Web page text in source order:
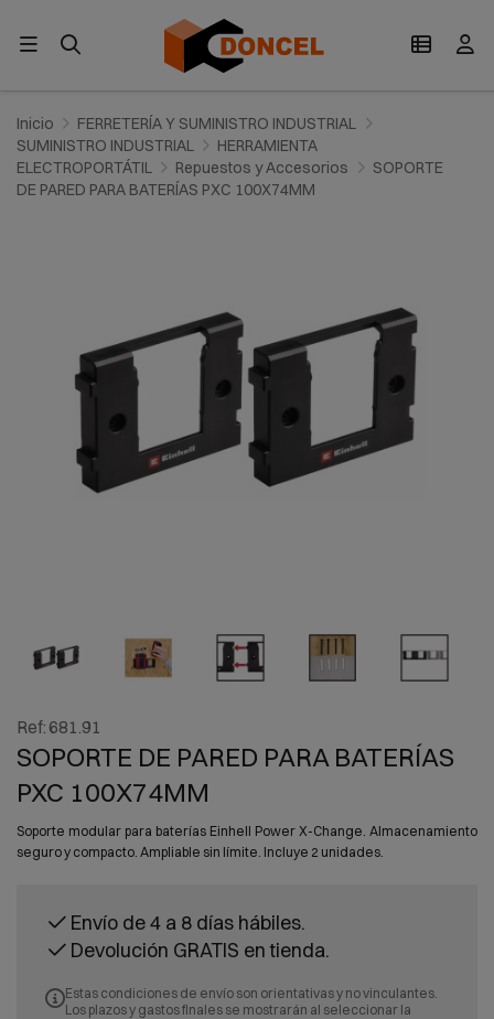
Inicio
FERRETERÍA Y SUMINISTRO INDUSTRIAL
SUMINISTRO INDUSTRIAL
HERRAMIENTA
ELECTROPORTÁTIL
Repuestos y Accesorios
SOPORTE
DE PARED PARA BATERÍAS PXC 100X74MM
Ref: 681.91
SOPORTE DE PARED PARA BATERÍAS
PXC 100X74MM
Soporte modular para baterías Einhell Power X-Change. Almacenamiento
seguro y compacto. Ampliable sin límite. Incluye 2 unidades.
Envío de 4 a 8 días hábiles.
Devolución GRATIS en tienda.
Estas condiciones de envío son orientativas y no vinculantes.
Los plazos y gastos finales se mostrarán al seleccionar la